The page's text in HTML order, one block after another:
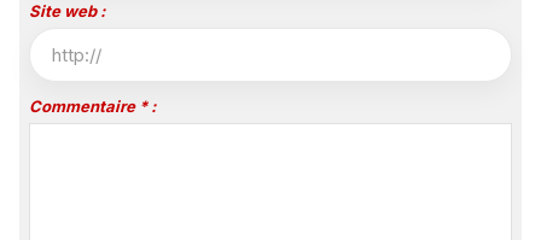
Site web :
Commentaire * :